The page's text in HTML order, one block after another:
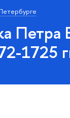
Петра
1725